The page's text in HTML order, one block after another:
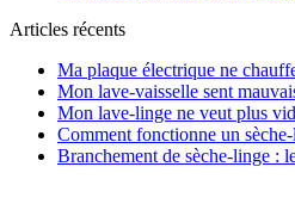
Articles récents
Ma plaque électrique ne
Mon lave-vaisselle sent
Mon lave-linge ne veut plus
Comment fonctionne un
Branchement de sèche-linge :